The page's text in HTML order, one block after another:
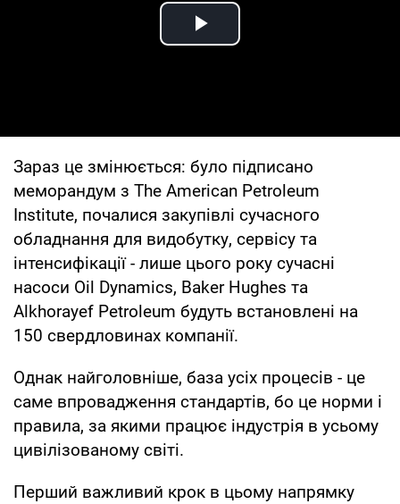
Play Video
Зараз це змінюється: було підписано
меморандум з The American Petroleum
Institute, почалися закупівлі сучасного
обладнання для видобутку, сервісу та
інтенсифікації - лише цього року сучасні
насоси Oil Dynamics, Baker Hughes та
Alkhorayef Petroleum будуть встановлені на
150 свердловинах компанії.
Однак найголовніше, база усіх процесів - це
саме впровадження стандартів, бо це норми і
правила, за якими працює індустрія в усьому
цивілізованому світі.
Перший важливий крок в цьому напрямку